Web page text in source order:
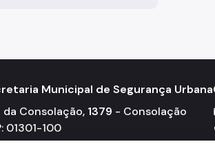
Municipal de Segurança Urbana
da Consolação, 1379 - Consolação
01301-100
3124-5100